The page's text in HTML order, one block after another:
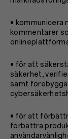
• kommunicera
kommentarer
• för att
säkerhet,
samt
• för att
förbättra